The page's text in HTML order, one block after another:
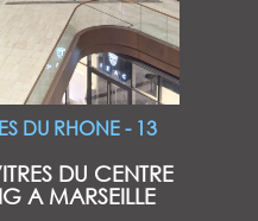
DU RHONE - 13
DU CENTRE
A MARSEILLE